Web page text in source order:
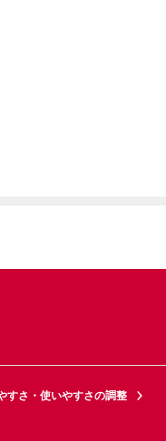
すさ・使いやすさの調整